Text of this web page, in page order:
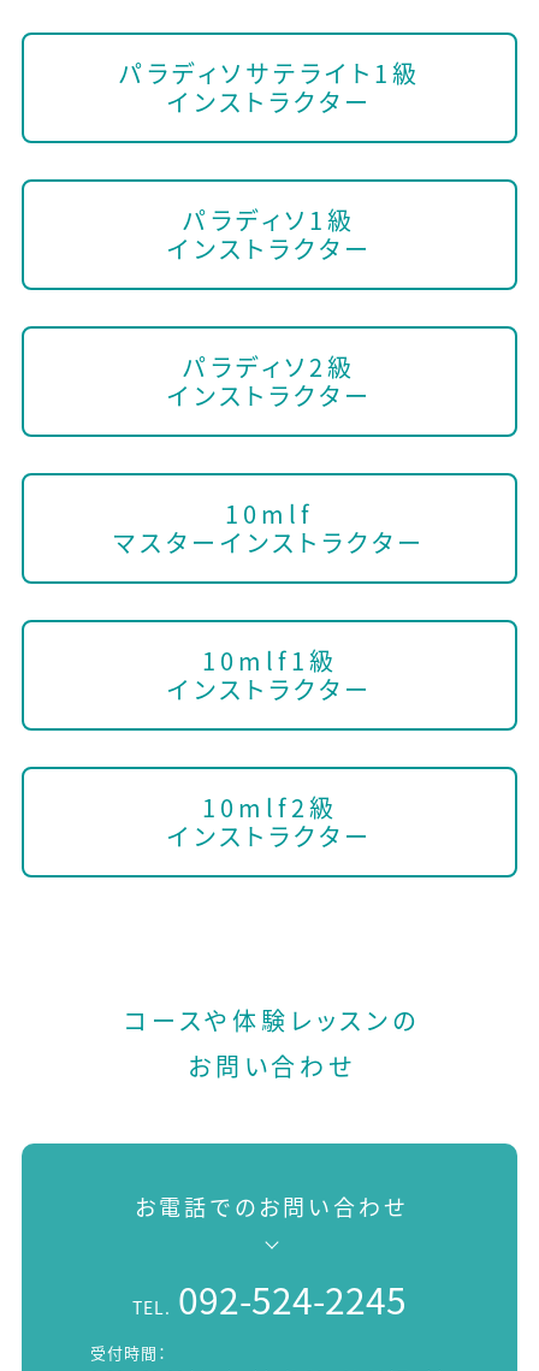
パラディソサテライト1級
インストラクター
パラディソ1級
インストラクター
パラディソ2級
インストラクター
10mlf
マスターインストラクター
10mlf1級
インストラクター
10mlf2級
インストラクター
コースや体験レッスンの
お問い合わせ
お電話でのお問い合わせ
TEL. 092-524-2245
受付時間：